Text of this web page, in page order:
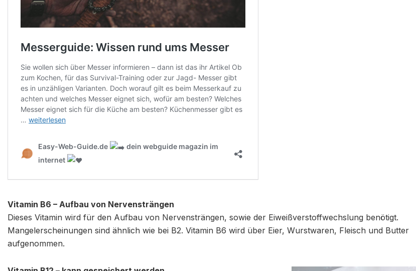
Vitamin B6 – Aufbau von Nervensträngen
Dieses Vitamin wird für den Aufbau von Nervensträngen, sowie der Eiweißverstoffwechslung benötigt.
Mangelerscheinungen sind ähnlich wie bei B2. Vitamin B6 wird über Eier, Wurstwaren, Fleisch und Butter
aufgenommen.